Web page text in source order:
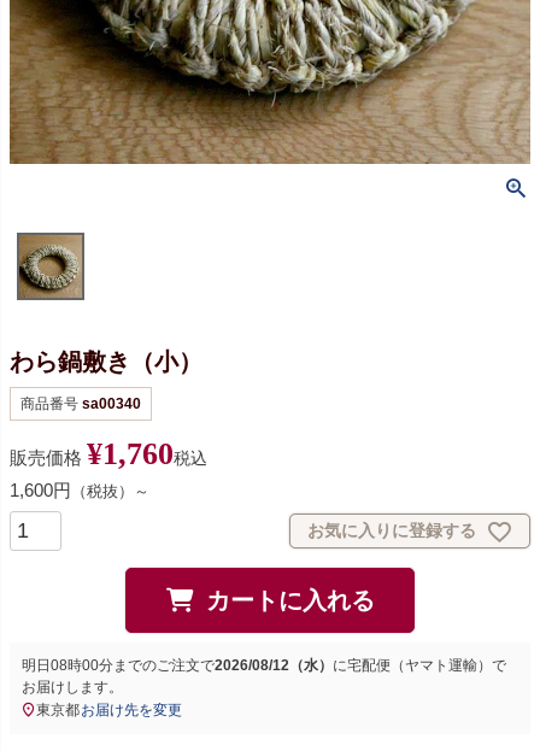
わら鍋敷き（小）
商品番号 sa00340
販売価格 ¥1,760税込
1,600円 （税抜）～
お気に入りに登録する
カートに入れる
明日 08時00分までのご注文で2026/08/12（水） に宅配便（ヤマト運輸） で
お届けします。
東京都お届け先を変更